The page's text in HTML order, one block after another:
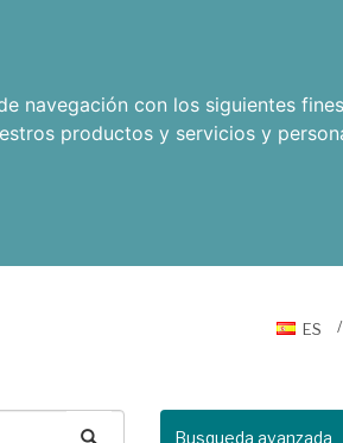
navegación con los siguientes
productos y servicios y
ES
Busqueda avanzada